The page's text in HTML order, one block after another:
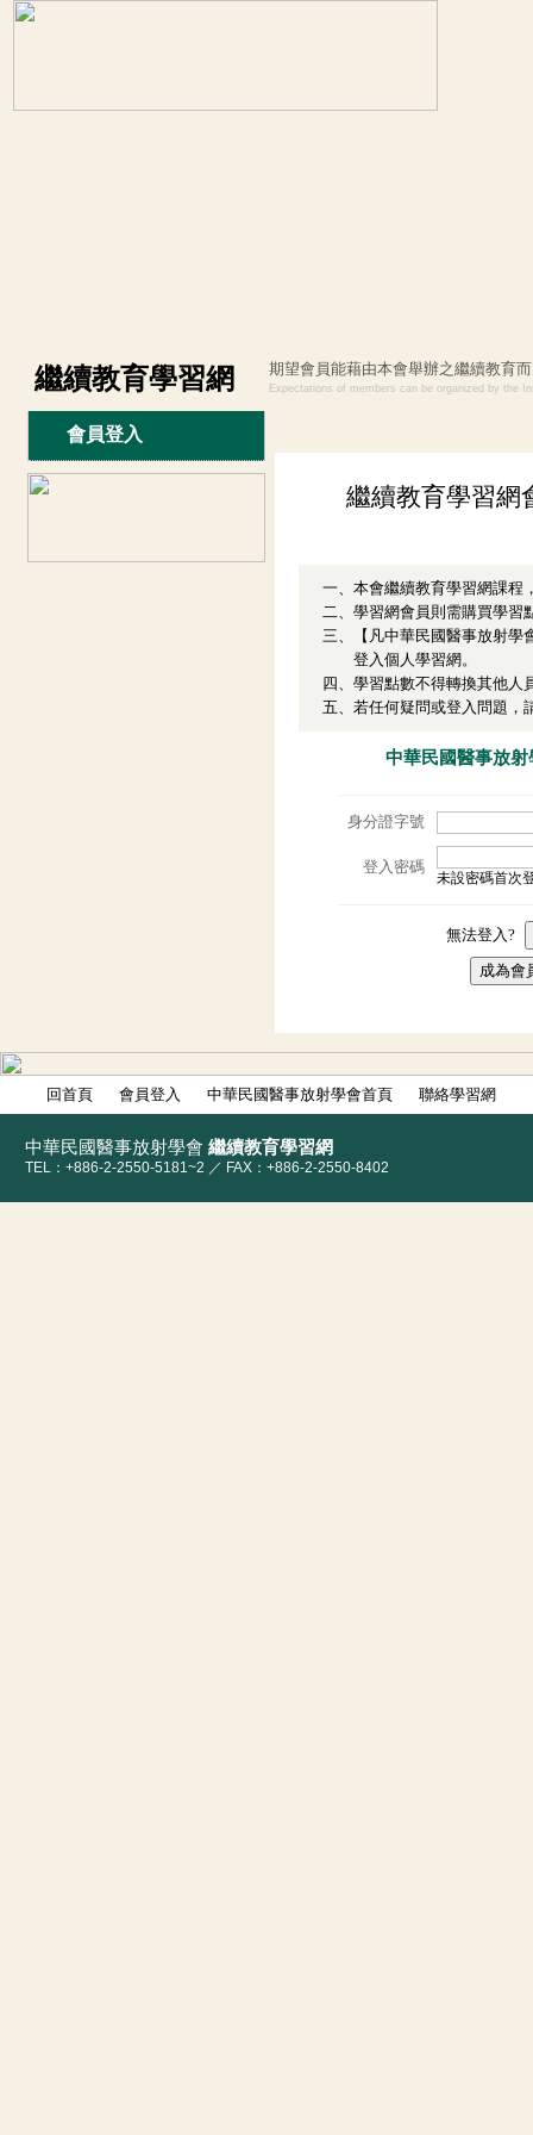
繼續教育學習網 期望會員能藉由本會舉辦之繼續教育
Expectations of members can be organized by the
會員登入
繼續教育學習網
一、本會繼續教育學習網課程
二、學習網會員則需購買學習
三、【凡中華民國醫事放射學
登入個人學習網。
四、學習點數不得轉換其他人
五、若任何疑問或登入問題，
中華民國醫事放
身分證字號
登入密碼
未設密碼首次
無法登入?
回首頁 會員登入 中華民國醫事放射學會首頁 聯絡學習網
中華民國醫事放射學會 繼續教育學習網
TEL：+886-2-2550-5181~2 ／ FAX：+886-2-2550-8402